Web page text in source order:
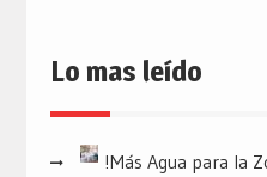
Lo mas leído
!Más Agua para la